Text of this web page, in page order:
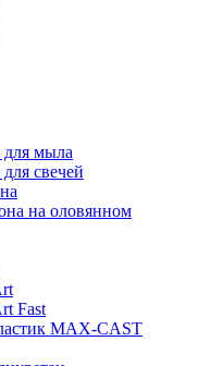
мыла
свечей
на оловянном
Fast
MAX-CAST